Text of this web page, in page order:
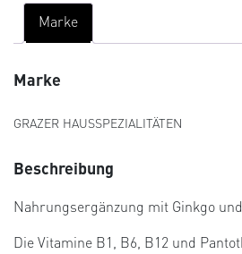
Marke
Marke
GRAZER HAUSSPEZIALITÄTEN
Beschreibung
Nahrungsergänzung mit Ginkgo
Die Vitamine B1, B6, B12 und